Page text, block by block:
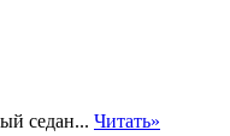
седан... Читать»